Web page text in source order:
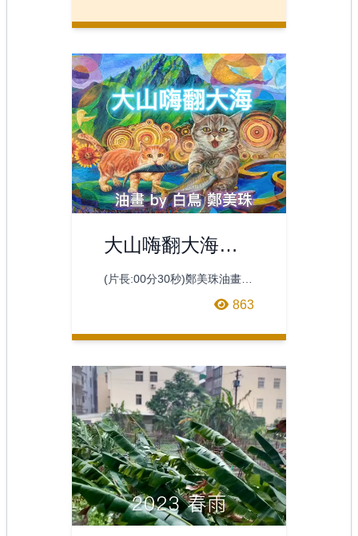
大山嗨翻大海影
音呈現
(片長:00分30秒)鄭美珠油畫作
品大山嗨翻大海影音呈現
863